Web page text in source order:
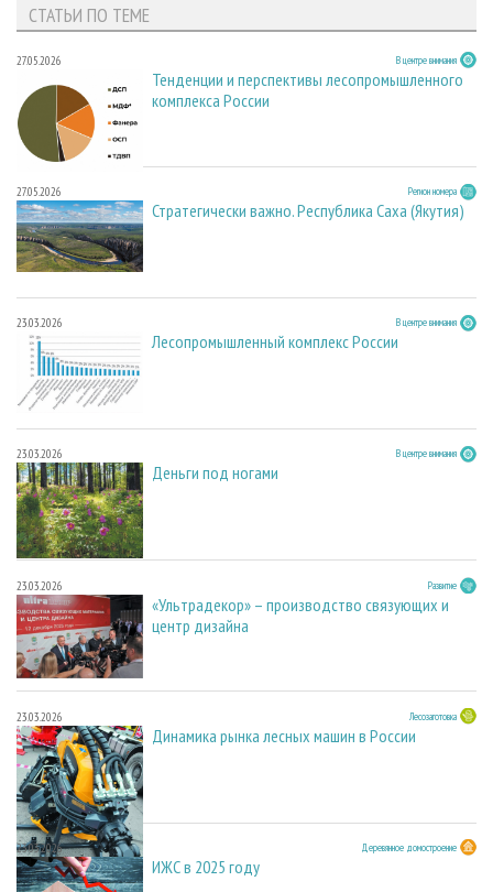
СТАТЬИ ПО ТЕМЕ
27.05.2026 В центре внимания
Тенденции и перспективы лесопромышленного
комплекса России
27.05.2026 Регион номера
Стратегически важно. Республика Саха (Якутия)
23.03.2026 В центре внимания
Лесопромышленный комплекс России
23.03.2026 В центре внимания
Деньги под ногами
23.03.2026 Развитие
«Ультрадекор» – производство связующих и
центр дизайна
23.03.2026 Лесозаготовка
Динамика рынка лесных машин в России
23.03.2026 Деревянное домостроение
ИЖС в 2025 году